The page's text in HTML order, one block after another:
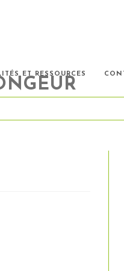
ET RESSOURCES